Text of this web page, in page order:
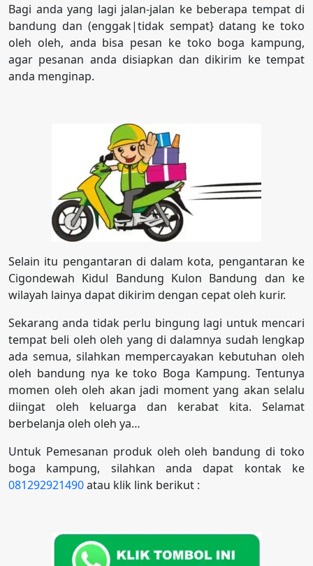
Bagi anda yang lagi jalan-jalan ke beberapa tempat di
bandung dan (enggak|tidak sempat} datang ke toko
oleh oleh, anda bisa pesan ke toko boga kampung,
agar pesanan anda disiapkan dan dikirim ke tempat
anda menginap.
Selain itu pengantaran di dalam kota, pengantaran ke
Cigondewah Kidul Bandung Kulon Bandung dan ke
wilayah lainya dapat dikirim dengan cepat oleh kurir.
Sekarang anda tidak perlu bingung lagi untuk mencari
tempat beli oleh oleh yang di dalamnya sudah lengkap
ada semua, silahkan mempercayakan kebutuhan oleh
oleh bandung nya ke toko Boga Kampung. Tentunya
momen oleh oleh akan jadi moment yang akan selalu
diingat oleh keluarga dan kerabat kita. Selamat
berbelanja oleh oleh ya…
Untuk Pemesanan produk oleh oleh bandung di toko
boga kampung, silahkan anda dapat kontak ke
081292921490atau klik link berikut :